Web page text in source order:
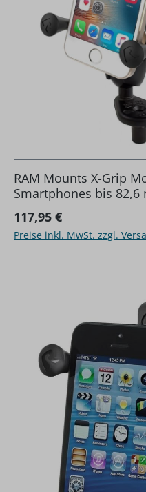
RAM Mounts X-Grip
Smartphones bis 82,6
Zoll), Lenkerkopf-
Verbindungsarm
Regulärer Preis:
117,95 €
Preise inkl. MwSt. zzgl.